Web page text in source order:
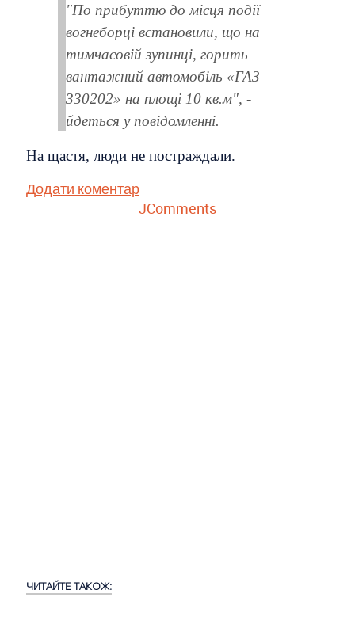
"По прибуттю до місця події
вогнеборці встановили, що на
тимчасовій зупинці, горить
вантажний автомобіль «ГАЗ
330202» на площі 10 кв.м", -
йдеться у повідомленні.
На щастя, люди не постраждали.
Додати коментар
JComments
ЧИТАЙТЕ ТАКОЖ: